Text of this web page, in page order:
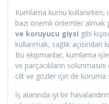
Kumlama kumu kullanırken,
bazı önemli önlemler almak
ve koruyucu giysi gibi
kullanmak, sağlık
Bu ekipmanlar, kumlama
ve parçacıkların
cilt ve gözler için de koruma
İş alanında iyi bir